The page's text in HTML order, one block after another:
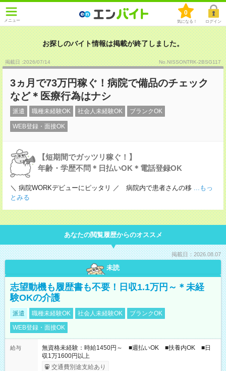
メニュー
0
気になる！ ログイン
お探しのバイト情報は掲載が終了しました。
掲載日 :2026/07/14 No.NISSONTRK-2BSG117
3ヵ月で73万円稼ぐ！病院で備品のチェック
など＊医療行為はナシ
派遣 職種未経験OK 社会人未経験OK ブランクOK
WEB登録・面接OK
【短期間でガッツリ稼ぐ！】
年齢・学歴不問＊日払いOK＊電話登録OK
＼ 病院WORKデビューにピッタリ ／ 病院内で患者さんの移 ...もっ
とみる
あなたの閲覧履歴からのオススメ
掲載日：2026.08.07
未読
志望動機も履歴書も不要！日収1.1万円～＊未経
験OKの介護
派遣 職種未経験OK 社会人未経験OK
ブランクOK
WEB登録・面接OK
給与
無資格未経験：時給1450円～ ■週払いOK ■扶養内OK ■日
収1万1600円以上
交通費別途支給あり